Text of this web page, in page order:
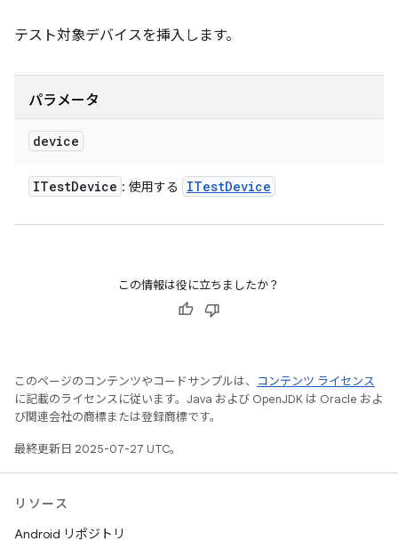
テスト対象デバイスを挿入します。
パラメータ
device
ITestDevice : 使用する ITestDevice
この情報は役に立ちましたか？
このページのコンテンツやコードサンプルは、
コンテンツ ライセンス
に記載のライセンスに従います。Java および OpenJDK は Oracle およ
び関連会社の商標または登録商標です。
最終更新日 2025-07-27 UTC。
リソース
Android リポジトリ